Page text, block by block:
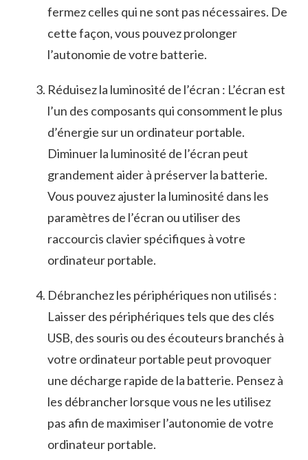
fermez⁤ celles qui ne sont pas nécessaires. De
cette façon, vous pouvez prolonger
l’autonomie⁢ de votre batterie.
Réduisez‌ la luminosité de l’écran : ‍L’écran est
l’un des composants qui consomment le ⁣plus
d’énergie​ sur ‍un ordinateur ⁣portable.
Diminuer la luminosité de ⁣l’écran peut
grandement aider à préserver la batterie.
Vous pouvez ajuster la luminosité dans les
paramètres de l’écran ou utiliser ‌des
raccourcis clavier ⁤spécifiques à votre
ordinateur portable.
Débranchez les⁢ périphériques non ⁢utilisés :‌
Laisser des périphériques tels que ⁢des clés
USB, des souris ou des écouteurs branchés à
votre‍ ordinateur portable⁣ peut provoquer
une‍ décharge‌ rapide de⁣ la batterie. Pensez à
les débrancher lorsque vous ne ‍les utilisez
pas afin de maximiser l’autonomie de votre
ordinateur portable.